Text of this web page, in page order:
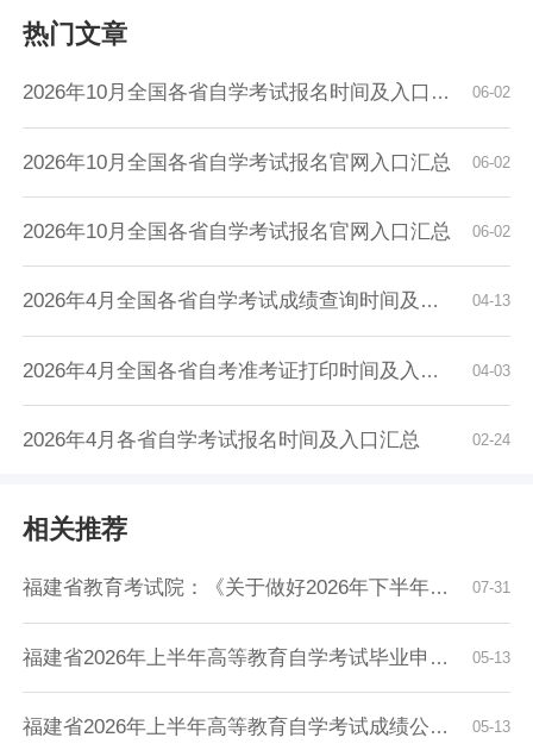
热门文章
06-02
2026年10月全国各省自学考试报名时间及入口汇总
06-02
2026年10月全国各省自学考试报名官网入口汇总
06-02
2026年10月全国各省自学考试报名官网入口汇总
04-13
2026年4月全国各省自学考试成绩查询时间及入口...
04-03
2026年4月全国各省自考准考证打印时间及入口汇...
02-24
2026年4月各省自学考试报名时间及入口汇总
相关推荐
07-31
福建省教育考试院：《关于做好2026年下半年自学...
05-13
福建省2026年上半年高等教育自学考试毕业申请安...
05-13
福建省2026年上半年高等教育自学考试成绩公布有...